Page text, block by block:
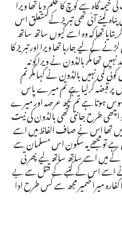
لینے آئی تھی تبریز کے متعلق اس
تھا کہ وہ اسے کیوں ساتھ ساتھ
کے لیے جارہا تھا ویرا اور تبریز کا
تھا مگر بالڈون نے ویرا کو نہ
کمی نہیں بالڈون نے کہا مگر تم
قبضہ کرلیا ہے تم میرے پاس
ہوتا ہے تم کچھ عرصہ اور میرے
اچھی طرح جانتی تھی بالڈون کی نیت
تھا اس نے صاف الفاظ میں اسے
ہے تو مجھے یہ سکون اس مسلمان سے
کے میں اسے ساتھ ساتھ لیے پھرتی
نے اسے اس کے کنبے کے قتل سے بے
کفارہ میرا ضمیر مجھ سے کس طرح ادا